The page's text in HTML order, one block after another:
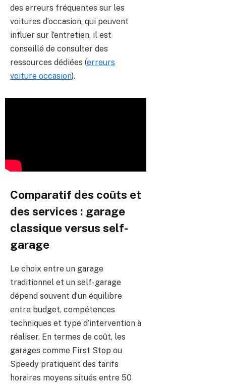
des erreurs fréquentes sur les
voitures d’occasion, qui peuvent
influer sur l’entretien, il est
conseillé de consulter des
ressources dédiées (erreurs
voiture occasion).
Comparatif des coûts et
des services : garage
classique versus self-
garage
Le choix entre un garage
traditionnel et un self-garage
dépend souvent d’un équilibre
entre budget, compétences
techniques et type d’intervention à
réaliser. En termes de coût, les
garages comme First Stop ou
Speedy pratiquent des tarifs
horaires moyens situés entre 50